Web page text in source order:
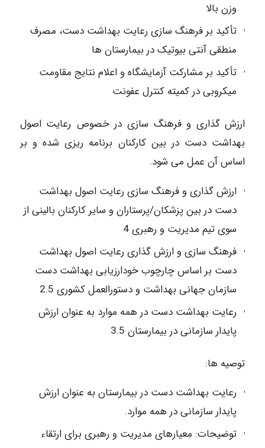
وزن بالا
تأکید بر فرهنگ سازی رعایت بهداشت دست، مصرف
منطقی آنتی بیوتیک در بیمارستان ها
تأکید بر مشارکت آزمایشگاه و اعلام نتایج مقاومت
میکروبی در کمیته کنترل عفونت
ارزش گذاری و فرهنگ سازی در خصوص رعایت اصول
بهداشت دست در بین کارکنان برنامه ریزی شده و بر
اساس آن عمل می شود.
ارزش گذاری و فرهنگ سازی رعایت اصول بهداشت
دست در بین پزشکان/پرستاران و سایر کارکنان بالینی از
سوی تیم مدیریت و رهبری 4
فرهنگ سازی و ارزش گذاری رعایت اصول بهداشت
دست بر اساس چارچوب خودارزیابی بهداشت دست
سازمان جهانی بهداشت و دستورالعمل کشوری 2.5
رعایت بهداشت دست در همه موارد به عنوان ارزش
پایدار سازمانی در بیمارستان 3.5
توصیه ها:
رعایت بهداشت دست در بیمارستان به عنوان ارزش
پایدار سازمانی در همه موارد.
توضیحات: معیارهای مدیریت و رهبری برای ارتقاء